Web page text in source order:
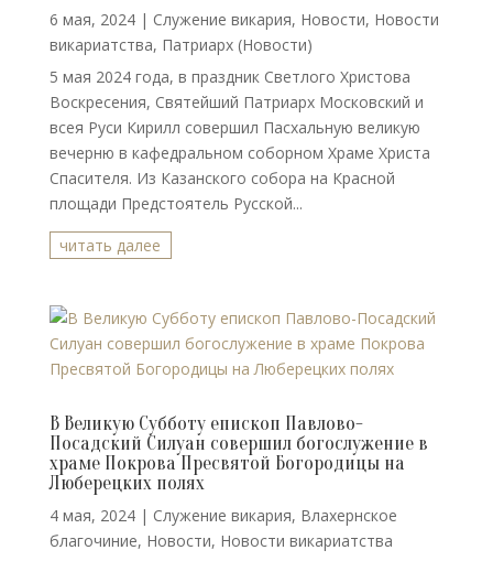
6 мая, 2024| Cлужение викария, Новости, Новости
викариатства, Патриарх (Новости)
5 мая 2024 года, в праздник Светлого Христова
Воскресения, Святейший Патриарх Московский и
всея Руси Кирилл совершил Пасхальную великую
вечерню в кафедральном соборном Храме Христа
Спасителя. Из Казанского собора на Красной
площади Предстоятель Русской...
читать далее
В Великую Субботу епископ Павлово-
Посадский Силуан совершил богослужение в
храме Покрова Пресвятой Богородицы на
Люберецких полях
4 мая, 2024| Cлужение викария, Влахернское
благочиние, Новости, Новости викариатства